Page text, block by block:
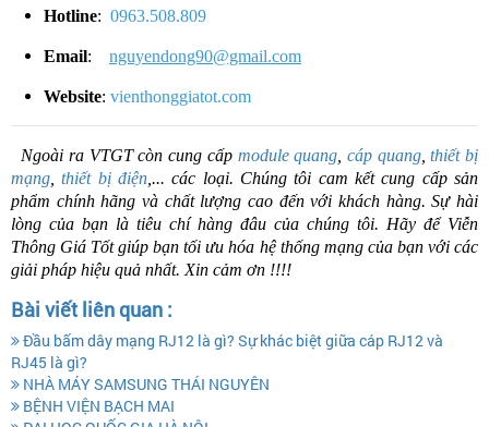
Hotline: 0963.508.809
Email: nguyendong90@gmail.com
Website: vienthonggiatot.com
Ngoài ra VTGT còn cung cấp module quang cáp quang,thiết bị
mạng ,thiết bị điện ,... các loại. Chúng tôi cam kết cung cấp sản
phẩm chính hãng và chất lượng cao đến với khách hàng. Sự hài
lòng của bạn là tiêu chí hàng đâu của chúng tôi. Hãy để Viễn
Thông Giá Tốt giúp bạn tối ưu hóa hệ thống mạng của bạn với các
giải pháp hiệu quả nhất. Xin cảm ơn !!!!
Bài viết liên quan :
Đầu bấm dây mạng RJ12 là gì? Sự khác biệt giữa cáp RJ12 và
RJ45 là gì?
NHÀ MÁY SAMSUNG THÁI NGUYÊN
BỆNH VIỆN BẠCH MAI